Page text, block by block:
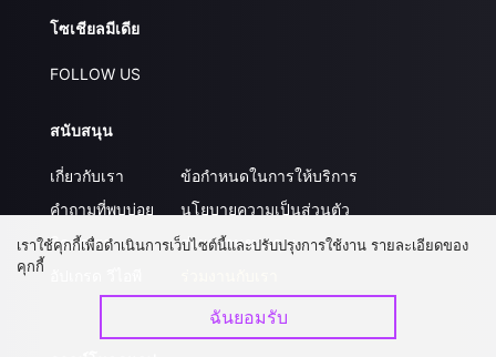
โซเชียลมีเดีย
FOLLOW US
สนับสนุน
เกี่ยวกับเรา
คำถามที่พบบ่อย
ติดต่อเรา
ข้อกำหนดในการให้บริการ
นโยบายความเป็นส่วนตัว
ส่งผลงานของคุณ
เราใช้คุกกี้เพื่อดำเนินการเว็บไซต์นี้และปรับปรุงการใช้งาน รายละเอียดของ
คุกกี้
ฉันยอมรับ